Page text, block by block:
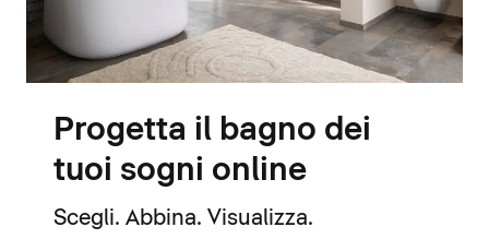
Progetta il bagno dei
tuoi sogni online
Scegli. Abbina. Visualizza.